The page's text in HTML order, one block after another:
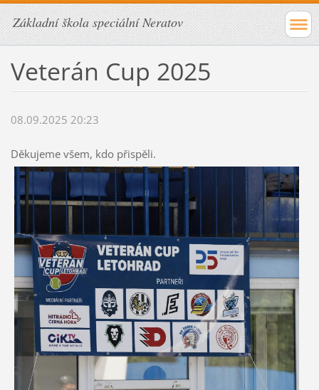
Základní škola speciální Neratov
Veterán Cup 2025
08.09.2025 20:23
Děkujeme všem, kdo přispěli.